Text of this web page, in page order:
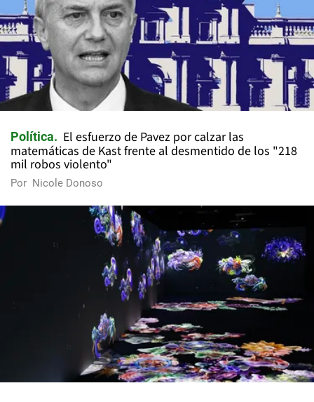
Política
El esfuerzo de Pavez por calzar las
matemáticas de Kast frente al desmentido de los "218
mil robos violento"
Por Nicole Donoso